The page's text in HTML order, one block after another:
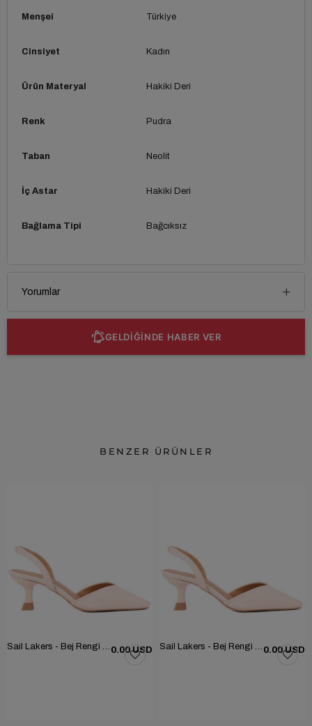
Menşei Türkiye
Cinsiyet Kadın
Ürün Materyal Hakiki Deri
Renk Pudra
Taban Neolit
İç Astar Hakiki Deri
Bağlama Tipi Bağcıksız
Yorumlar
GELDİĞİNDE HABER VER
BENZER ÜRÜNLER
0.00 USD 0.00 USD